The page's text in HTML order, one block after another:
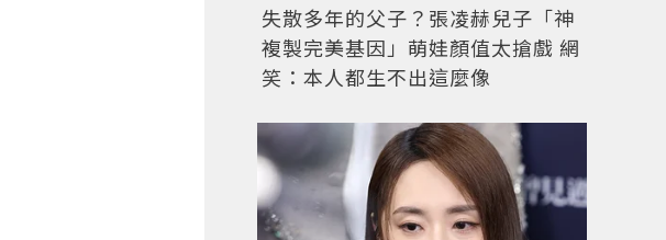
失散多年的父子？張凌赫兒子「神
複製完美基因」萌娃顏值太搶戲 網
笑：本人都生不出這麼像